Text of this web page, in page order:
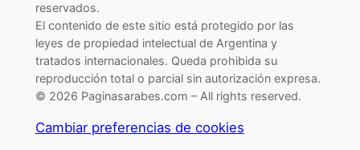
reservados.
El contenido de este sitio está protegido por las
leyes de propiedad intelectual de Argentina y
tratados internacionales. Queda prohibida su
reproducción total o parcial sin autorización expresa.
© 2026 Paginasarabes.com – All rights reserved.
Cambiar preferencias de cookies